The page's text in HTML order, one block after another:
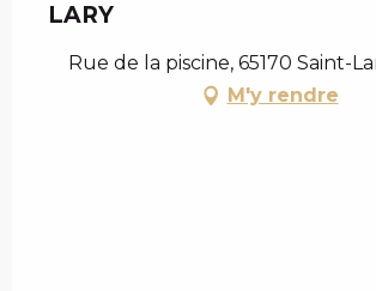
LARY
Rue de la piscine, 65170 Saint-
M'y rendre